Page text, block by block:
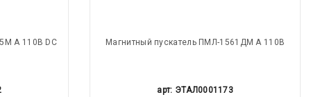
А 110В DC Магнитный пускатель ПМЛ-1561ДМ А 110В
арт: ЭТАЛ0001173